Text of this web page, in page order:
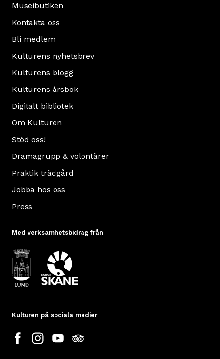
Museibutiken
Kontakta oss
Bli medlem
Kulturens nyhetsbrev
Kulturens blogg
Kulturens årsbok
Digitalt bibliotek
Om Kulturen
Stöd oss!
Dramagrupp & volontärer
Praktik trädgård
Jobba hos oss
Press
Med verksamhetsbidrag från
Kulturen på sociala medier